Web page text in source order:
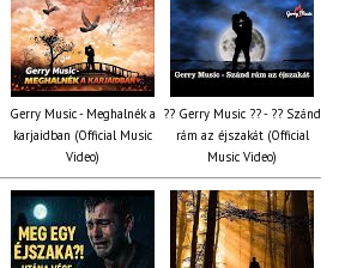
Gerry Music - Meghalnék a
karjaidban (Official Music
Video)
?? Gerry Music ?? - ?? Szánd
rám az éjszakát (Official
Music Video)